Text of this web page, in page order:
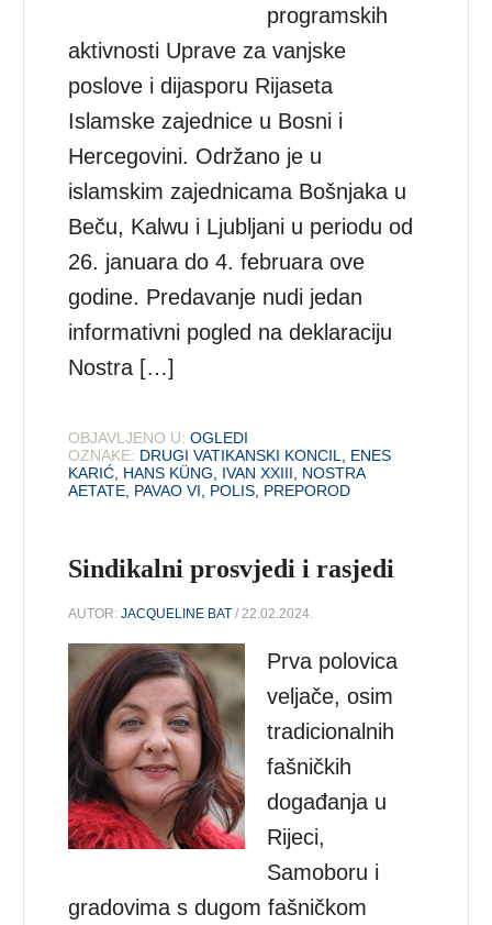
programskih
aktivnosti Uprave za vanjske
poslove i dijasporu Rijaseta
Islamske zajednice u Bosni i
Hercegovini. Održano je u
islamskim zajednicama Bošnjaka u
Beču, Kalwu i Ljubljani u periodu od
26. januara do 4. februara ove
godine. Predavanje nudi jedan
informativni pogled na deklaraciju
Nostra […]
OBJAVLJENO U: OGLEDI
OZNAKE: DRUGI VATIKANSKI KONCIL
ENES
KARIĆ HANS KÜNG IVAN XXIII
NOSTRA
AETATE PAVAO VI POLIS PREPOROD
Sindikalni prosvjedi i rasjedi
AUTOR:JACQUELINE BAT / 22.02.2024.
Prva polovica
veljače, osim
tradicionalnih
fašničkih
događanja u
Rijeci,
Samoboru i
gradovima s dugom fašničkom